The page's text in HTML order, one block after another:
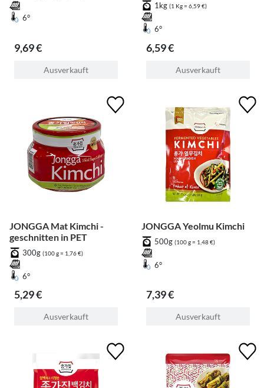
6°
9,69 €
Ausverkauft
1kg (1 Kg = 6,59 €)
6°
6,59 €
Ausverkauft
JONGGA Mat Kimchi -
geschnitten in PET
300g (100 g = 1,76 €)
6°
5,29 €
Ausverkauft
JONGGA Yeolmu Kimchi
500g (100 g = 1,48 €)
6°
7,39 €
Ausverkauft